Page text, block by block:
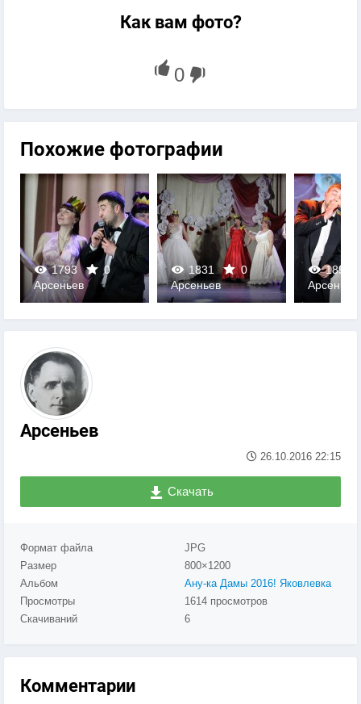
Как вам фото?
Похожие фотографии
1793
0
0
Арсеньев
1831
0
0
Арсеньев
1897
0
Арсеньев
Арсеньев
26.10.2016 22:15
Скачать
Формат файла
JPG
Размер
800×1200
Альбом
Ану-ка Дамы 2016! Яковлевка
Просмотры
1614 просмотров
Скачиваний
6
Комментарии